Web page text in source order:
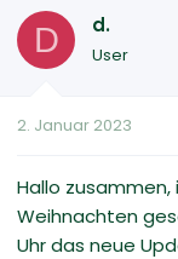
s
e
e
t
t
m
D d.
User
2. Januar 2023
Hallo
Weihnachten
Uhr das neue